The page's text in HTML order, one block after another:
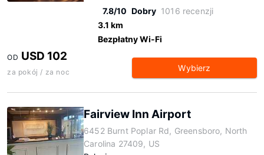
7.8/10 Dobry 1016 recenzji
3.1 km
Bezpłatny Wi-Fi
OD USD 102
za pokój / za noc Wybierz
Fairview Inn Airport
6452 Burnt Poplar Rd, Greensboro, North
Carolina 27409, US